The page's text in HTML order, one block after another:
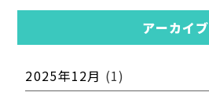
アーカイブ
2025年12月 (1)